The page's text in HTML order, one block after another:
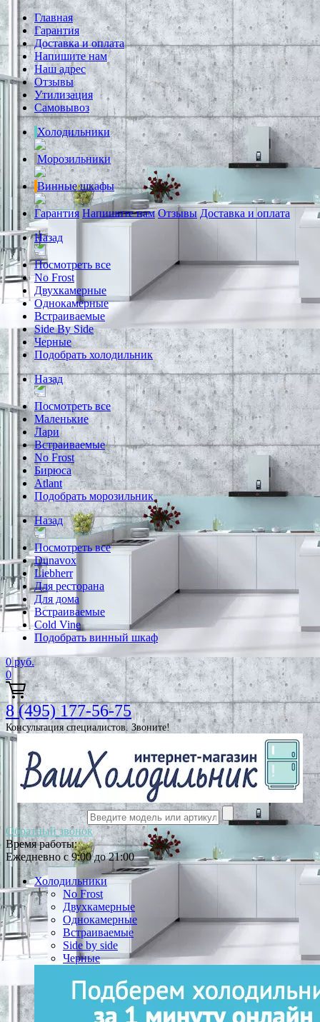
Главная
Гарантия
Доставка и оплата
Напишите нам
Наш адрес
Отзывы
Утилизация
Самовывоз
Холодильники
Морозильники
Винные шкафы
Гарантия Напишите нам Отзывы Доставка и оплата
Назад
Посмотреть все
No Frost
Двухкамерные
Однокамерные
Встраиваемые
Side By Side
Черные
Подобрать холодильник
Назад
Посмотреть все
Маленькие
Лари
Встраиваемые
No Frost
Бирюса
Atlant
Подобрать морозильник
Назад
Посмотреть все
Dunavox
Liebherr
Для ресторана
Для дома
Встраиваемые
Cold Vine
Подобрать винный шкаф
0 руб.
0
8 (495) 177-56-75
Консультация специалистов. Звоните!
Обратный звонок
Время работы:
Ежедневно с 9:00 до 21:00
Холодильники
No Frost
Двухкамерные
Однокамерные
Встраиваемые
Side by side
Черные